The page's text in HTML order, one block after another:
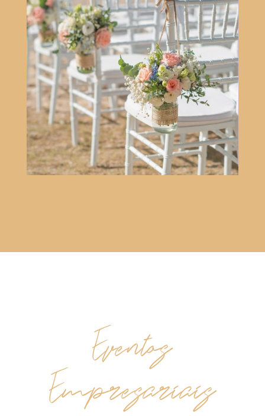
Eventos
Empresariais